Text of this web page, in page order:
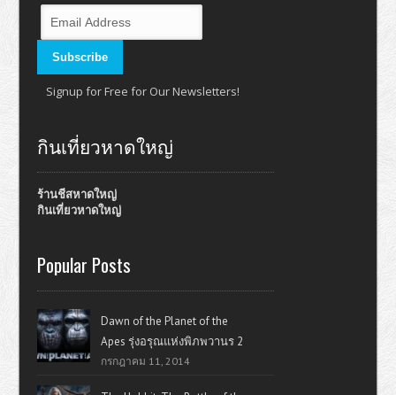
Signup for Free for Our Newsletters!
กินเที่ยวหาดใหญ่
ร้านชีสหาดใหญ่
กินเที่ยวหาดใหญ่
Popular Posts
Dawn of the Planet of the
Apes รุ่งอรุณแห่งพิภพวานร 2
กรกฎาคม 11, 2014